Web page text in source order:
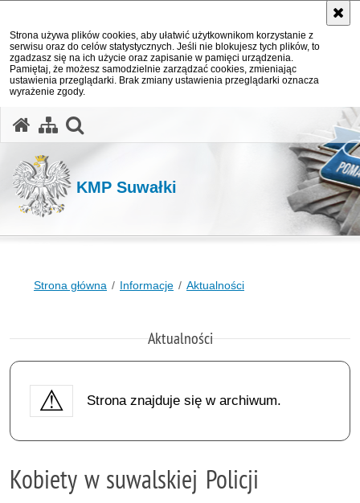
Strona używa plików cookies, aby ułatwić użytkownikom korzystanie z
serwisu oraz do celów statystycznych. Jeśli nie blokujesz tych plików, to
zgadzasz się na ich użycie oraz zapisanie w pamięci urządzenia.
Pamiętaj, że możesz samodzielnie zarządzać cookies, zmieniając
ustawienia przeglądarki. Brak zmiany ustawienia przeglądarki oznacza
wyrażenie zgody.
KMP Suwałki
Strona główna Informacje Aktualności
Aktualności
Strona znajduje się w archiwum.
Kobiety w suwalskiej Policji